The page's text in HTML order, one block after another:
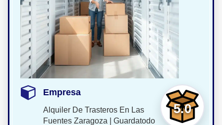
5.0
Empresa
Alquiler De Trasteros En Las
Fuentes Zaragoza | Guardatodo